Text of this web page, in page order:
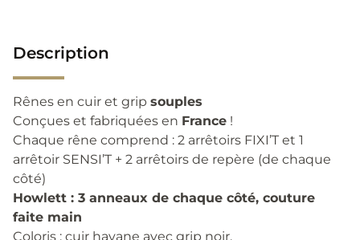
Description
Rênes en cuir et grip souples
Conçues et fabriquées en France !
Chaque rêne comprend : 2 arrêtoirs FIXI’T et 1
arrêtoir SENSI’T + 2 arrêtoirs de repère (de chaque
côté)
Howlett : 3 anneaux de chaque côté, couture
faite main
Coloris : cuir havane avec grip noir.